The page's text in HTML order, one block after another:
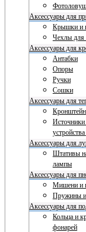
Аксессуары для
Крышки и
Чехлы для
Аксессуары для
Антабки
Опоры
Ручки
Сошки
Аксессуары для
Источники
Аксессуары для
Штативы
лампы
Аксессуары для
Мишени и
Пружины
Аксессуары для
Кольца и
фонарей